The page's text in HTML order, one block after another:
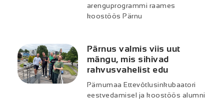
arenguprogrammi raames
koostöös Pärnu
Pärnus valmis viis uut
mängu, mis sihivad
rahvusvahelist edu
Pärnumaa Ettevõtlusinkubaatori
eestvedamisel ja koostöös alumni